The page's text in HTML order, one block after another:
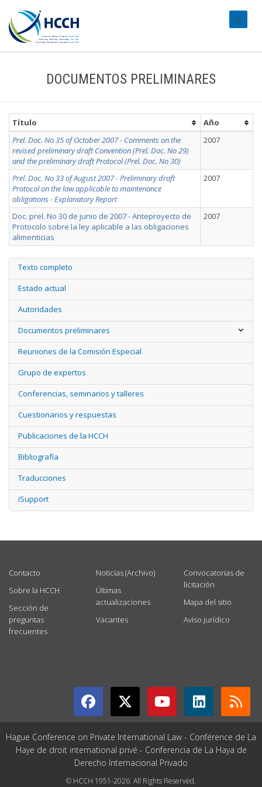
DOCUMENTOS PRELIMINARES
Título
Año
Prel. Doc. No 35 of October 2007 - Comments on the
revised preliminary draft Convention (Prel. Doc. No 29)
and the preliminary draft Protocol (Prel. Doc. No 30)
2007
Prel. Doc. No 33 of August 2007 - Preliminary draft
Protocol on the law applicable to maintenance
obligations - Explanatory Report
2007
Doc. prel. No 30 de junio de 2007 - Anteproyecto de
Protocolo sobre la ley aplicable a las obligaciones
alimenticias
2007
Texto completo
Estado actual
Autoridades
Documentos preliminares
Reuniones de la Comisión Especial
Grupo de expertos
Conferencias, seminarios y talleres
Cuestionarios y respuestas
Publicaciones de la HCCH
Bibliografía
Traducciones
iSupport
Contacto
Sobre la HCCH
Sección de
preguntas
frecuentes
Noticias (Archivo)
Últimas
actualizaciones
Vacantes
Convocatorias de
licitación
Mapa del sitio
Aviso jurídico
Hague Conference on Private International Law - Conférence de La
Haye de droit international privé - Conferencia de La Haya de
Derecho Internacional Privado
© HCCH 1951-2026. All Rights Reserved.